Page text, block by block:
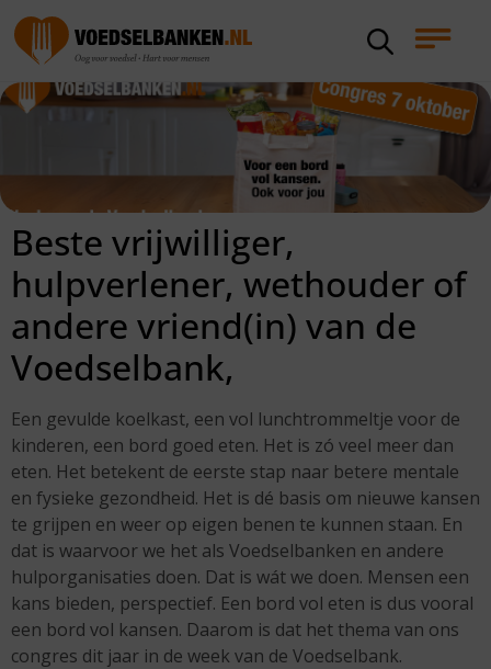
Beste vrijwilliger,
hulpverlener, wethouder of
andere vriend(in) van de
Voedselbank,
Een gevulde koelkast, een vol lunchtrommeltje voor de
kinderen, een bord goed eten. Het is zó veel meer dan
eten. Het betekent de eerste stap naar betere mentale
en fysieke gezondheid. Het is dé basis om nieuwe kansen
te grijpen en weer op eigen benen te kunnen staan. En
dat is waarvoor we het als Voedselbanken en andere
hulporganisaties doen. Dat is wát we doen. Mensen een
kans bieden, perspectief. Een bord vol eten is dus vooral
een bord vol kansen. Daarom is dat het thema van ons
congres dit jaar in de week van de Voedselbank.